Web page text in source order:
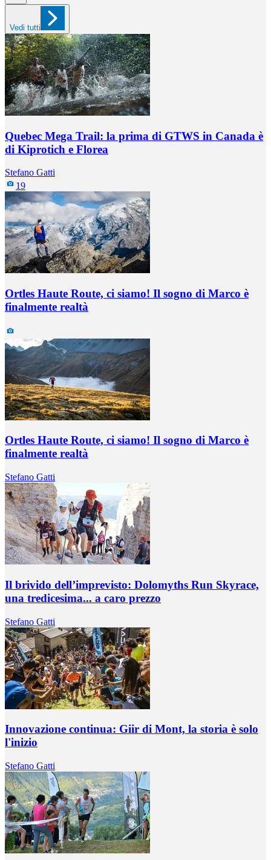
Vedi tutti
Quebec Mega Trail: la prima di GTWS in Canada è
di Kiprotich e Florea
Stefano Gatti
19
Ortles Haute Route, ci siamo! Il sogno di Marco è
finalmente realtà
Ortles Haute Route, ci siamo! Il sogno di Marco è
finalmente realtà
Stefano Gatti
Il brivido dell’imprevisto: Dolomyths Run Skyrace,
una tredicesima... a caro prezzo
Stefano Gatti
Innovazione continua: Giir di Mont, la storia è solo
l'inizio
Stefano Gatti